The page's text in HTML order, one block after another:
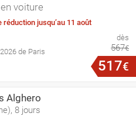
voiture
réduction jusqu’au 11 août
de Paris
dès
567€
517€
Alghero
8 jours